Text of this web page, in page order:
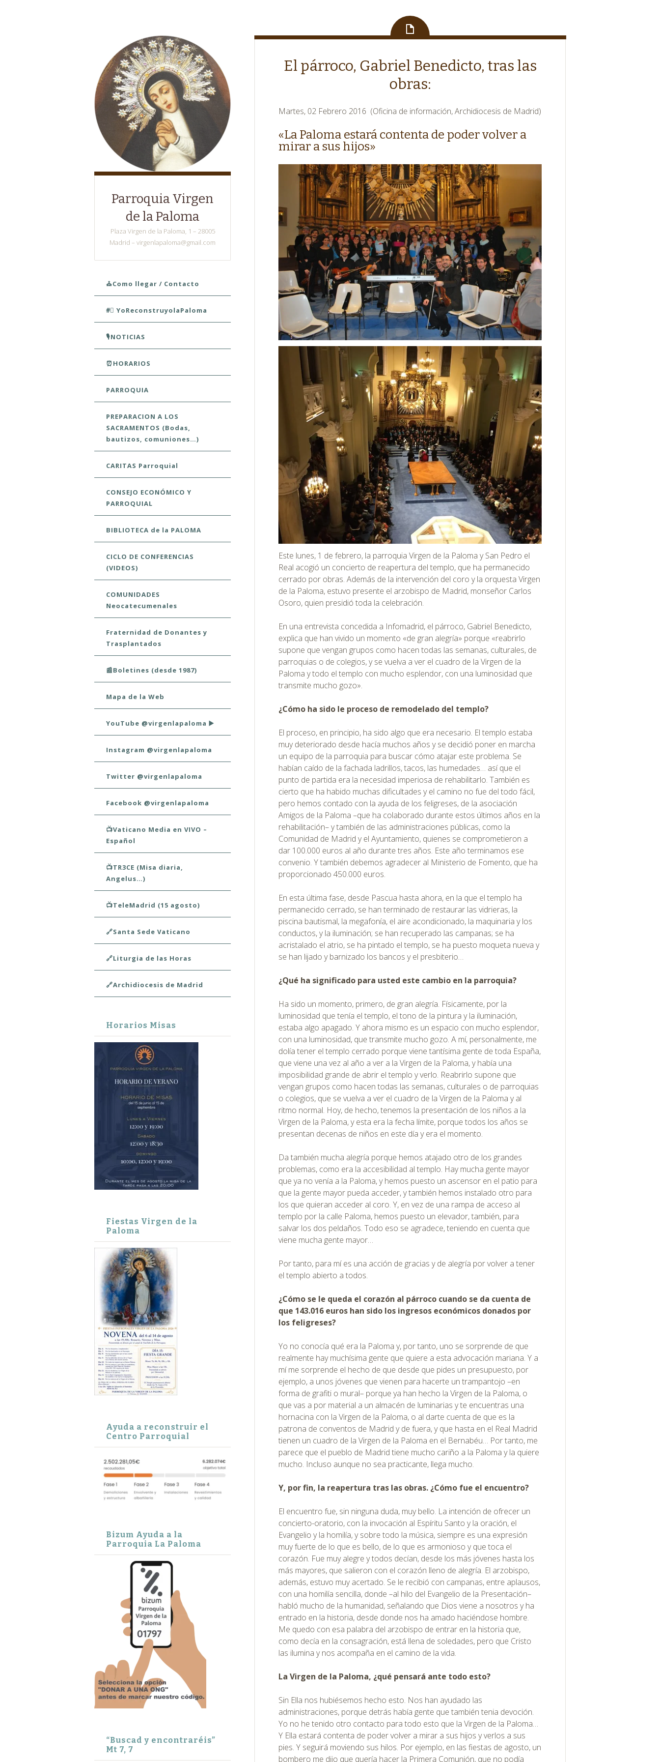
Parroquia Virgen
de la Paloma
Plaza Virgen de la Paloma, 1 – 28005
Madrid – virgenlapaloma@gmail.com
Skip to content
⛪Como llegar / Contacto
#⃣ YoReconstruyolaPaloma
🎙️NOTICIAS
⏰HORARIOS
PARROQUIA
PREPARACION A LOS
SACRAMENTOS (Bodas,
bautizos, comuniones…)
CARITAS Parroquial
CONSEJO ECONÓMICO Y
PARROQUIAL
BIBLIOTECA de la PALOMA
CICLO DE CONFERENCIAS
(VIDEOS)
COMUNIDADES
Neocatecumenales
Fraternidad de Donantes y
Trasplantados
📰Boletines (desde 1987)
Mapa de la Web
YouTube @virgenlapaloma ▶️
Instagram @virgenlapaloma
Twitter @virgenlapaloma
Facebook @virgenlapaloma
📺Vaticano Media en VIVO –
Español
📺TR3CE (Misa diaria,
Angelus…)
📺TeleMadrid (15 agosto)
🔗Santa Sede Vaticano
🔗Liturgia de las Horas
🔗Archidiocesis de Madrid
Horarios Misas
Fiestas Virgen de la
Paloma
Ayuda a reconstruir el
Centro Parroquial
Bizum Ayuda a la
Parroquia La Paloma
“Buscad y encontraréis”
Mt 7, 7
El párroco, Gabriel Benedicto, tras las
obras:
Martes, 02 Febrero 2016 (Oficina de información, Archidiocesis de Madrid)
«La Paloma estará contenta de poder volver a
mirar a sus hijos»
Este lunes, 1 de febrero, la parroquia Virgen de la Paloma y San Pedro el
Real acogió un concierto de reapertura del templo, que ha permanecido
cerrado por obras. Además de la intervención del coro y la orquesta Virgen
de la Paloma, estuvo presente el arzobispo de Madrid, monseñor Carlos
Osoro, quien presidió toda la celebración.
En una entrevista concedida a Infomadrid, el párroco, Gabriel Benedicto,
explica que han vivido un momento «de gran alegría» porque «reabrirlo
supone que vengan grupos como hacen todas las semanas, culturales, de
parroquias o de colegios, y se vuelva a ver el cuadro de la Virgen de la
Paloma y todo el templo con mucho esplendor, con una luminosidad que
transmite mucho gozo».
¿Cómo ha sido le proceso de remodelado del templo?
El proceso, en principio, ha sido algo que era necesario. El templo estaba
muy deteriorado desde hacía muchos años y se decidió poner en marcha
un equipo de la parroquia para buscar cómo atajar este problema. Se
habían caído de la fachada ladrillos, tacos, las humedades… así que el
punto de partida era la necesidad imperiosa de rehabilitarlo. También es
cierto que ha habido muchas dificultades y el camino no fue del todo fácil,
pero hemos contado con la ayuda de los feligreses, de la asociación
Amigos de la Paloma –que ha colaborado durante estos últimos años en la
rehabilitación– y también de las administraciones públicas, como la
Comunidad de Madrid y el Ayuntamiento, quienes se comprometieron a
dar 100.000 euros al año durante tres años. Este año terminamos ese
convenio. Y también debemos agradecer al Ministerio de Fomento, que ha
proporcionado 450.000 euros.
En esta última fase, desde Pascua hasta ahora, en la que el templo ha
permanecido cerrado, se han terminado de restaurar las vidrieras, la
piscina bautismal, la megafonía, el aire acondicionado, la maquinaria y los
conductos, y la iluminación; se han recuperado las campanas; se ha
acristalado el atrio, se ha pintado el templo, se ha puesto moqueta nueva y
se han lijado y barnizado los bancos y el presbiterio…
¿Qué ha significado para usted este cambio en la parroquia?
Ha sido un momento, primero, de gran alegría. Físicamente, por la
luminosidad que tenía el templo, el tono de la pintura y la iluminación,
estaba algo apagado. Y ahora mismo es un espacio con mucho esplendor,
con una luminosidad, que transmite mucho gozo. A mí, personalmente, me
dolía tener el templo cerrado porque viene tantísima gente de toda España,
que viene una vez al año a ver a la Virgen de la Paloma, y había una
imposibilidad grande de abrir el templo y verlo. Reabrirlo supone que
vengan grupos como hacen todas las semanas, culturales o de parroquias
o colegios, que se vuelva a ver el cuadro de la Virgen de la Paloma y al
ritmo normal. Hoy, de hecho, tenemos la presentación de los niños a la
Virgen de la Paloma, y esta era la fecha límite, porque todos los años se
presentan decenas de niños en este día y era el momento.
Da también mucha alegría porque hemos atajado otro de los grandes
problemas, como era la accesibilidad al templo. Hay mucha gente mayor
que ya no venía a la Paloma, y hemos puesto un ascensor en el patio para
que la gente mayor pueda acceder, y también hemos instalado otro para
los que quieran acceder al coro. Y, en vez de una rampa de acceso al
templo por la calle Paloma, hemos puesto un elevador, también, para
salvar los dos peldaños. Todo eso se agradece, teniendo en cuenta que
viene mucha gente mayor…
Por tanto, para mí es una acción de gracias y de alegría por volver a tener
el templo abierto a todos.
¿Cómo se le queda el corazón al párroco cuando se da cuenta de
que 143.016 euros han sido los ingresos económicos donados por
los feligreses?
Yo no conocía qué era la Paloma y, por tanto, uno se sorprende de que
realmente hay muchísima gente que quiere a esta advocación mariana. Y a
mí me sorprende el hecho de que desde que pides un presupuesto, por
ejemplo, a unos jóvenes que vienen para hacerte un trampantojo –en
forma de grafiti o mural– porque ya han hecho la Virgen de la Paloma, o
que vas a por material a un almacén de luminarias y te encuentras una
hornacina con la Virgen de la Paloma, o al darte cuenta de que es la
patrona de conventos de Madrid y de fuera, y que hasta en el Real Madrid
tienen un cuadro de la Virgen de la Paloma en el Bernabéu… Por tanto, me
parece que el pueblo de Madrid tiene mucho cariño a la Paloma y la quiere
mucho. Incluso aunque no sea practicante, llega mucho.
Y, por fin, la reapertura tras las obras. ¿Cómo fue el encuentro?
El encuentro fue, sin ninguna duda, muy bello. La intención de ofrecer un
concierto-oratorio, con la invocación al Espíritu Santo y la oración, el
Evangelio y la homilía, y sobre todo la música, siempre es una expresión
muy fuerte de lo que es bello, de lo que es armonioso y que toca el
corazón. Fue muy alegre y todos decían, desde los más jóvenes hasta los
más mayores, que salieron con el corazón lleno de alegría. El arzobispo,
además, estuvo muy acertado. Se le recibió con campanas, entre aplausos,
con una homilía sencilla, donde –al hilo del Evangelio de la Presentación–
habló mucho de la humanidad, señalando que Dios viene a nosotros y ha
entrado en la historia, desde donde nos ha amado haciéndose hombre.
Me quedo con esa palabra del arzobispo de entrar en la historia que,
como decía en la consagración, está llena de soledades, pero que Cristo
las ilumina y nos acompaña en el camino de la vida.
La Virgen de la Paloma, ¿qué pensará ante todo esto?
Sin Ella nos hubiésemos hecho esto. Nos han ayudado las
administraciones, porque detrás había gente que también tenia devoción.
Yo no he tenido otro contacto para todo esto que la Virgen de la Paloma…
Y Ella estará contenta de poder volver a mirar a sus hijos y verlos a sus
pies. Y seguirá moviendo sus hilos. Por ejemplo, en las fiestas de agosto, un
bombero me dijo que quería hacer la Primera Comunión, que no podía